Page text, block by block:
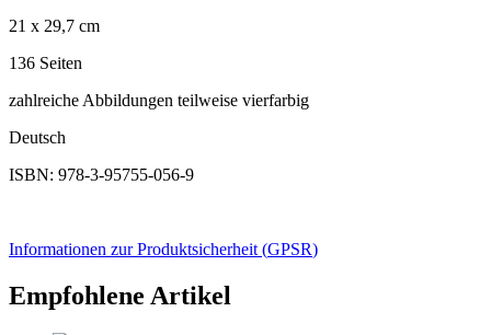
21 x 29,7 cm
136 Seiten
zahlreiche Abbildungen teilweise vierfarbig
Deutsch
ISBN: 978-3-95755-056-9
Informationen zur Produktsicherheit (GPSR)
Empfohlene Artikel